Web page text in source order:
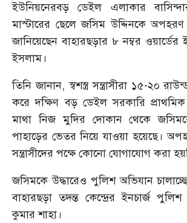
ইউনিয়নেরবড় ডেইল এলাকার
মাস্টারের ছেলে জসিম উদ্দিনকে
জানিয়েছেন বাহারছড়ার ৮ নম্বর
ইসলাম।
তিনি জানান, স্বশস্ত্র সন্ত্রাসীরা ১৫-২০
করে দক্ষিণ বড় ডেইল সরকারি প্রাথমিক
মাথা নিজ মুদির দোকান থেকে
পাহাড়ের ভেতর নিয়ে যাওয়া হয়েছে।
সন্ত্রাসীদের পক্ষে কোনো যোগাযোগ করা
জসিমকে উদ্ধারেও পুলিশ অভিযান
বাহারছড়া তদন্ত কেন্দ্রের ইনচার্জ
কুমার শাহা।